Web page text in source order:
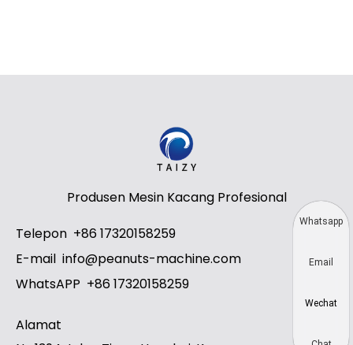
Produsen Mesin Kacang Profesional
Telepon +86 17320158259
E-mail info@peanuts-machine.com
WhatsAPP +86 17320158259
Alamat
Whatsapp
Email
Wechat